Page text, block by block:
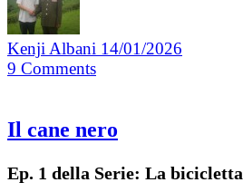
Kenji Albani 14/01/2026
9 Comments
Il cane nero
Ep. 1 della Serie: La bicicletta